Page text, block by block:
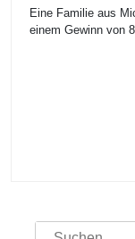
Eine Familie aus
einem Gewinn von